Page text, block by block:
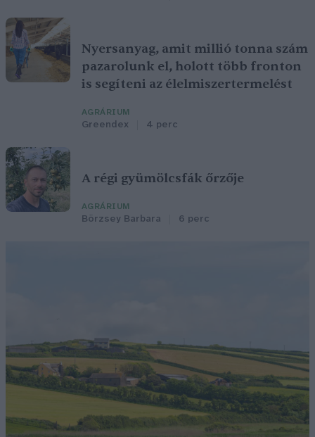
Nyersanyag, amit millió tonna szám
pazarolunk el, holott több fronton
is segíteni az élelmiszertermelést
AGRÁRIUM
Greendex 4 perc
A régi gyümölcsfák őrzője
AGRÁRIUM
Börzsey Barbara 6 perc